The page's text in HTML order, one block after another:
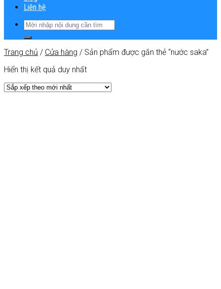
Liên hệ
Trang chủ / Cửa hàng / Sản phẩm được gắn thẻ “nước saka”
Hiển thị kết quả duy nhất